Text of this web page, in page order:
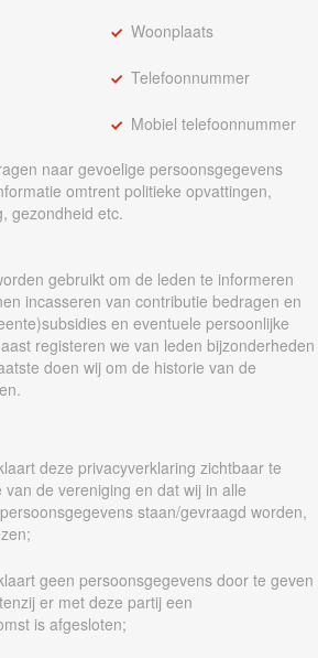
Woonplaats
Telefoonnummer
Mobiel telefoonnummer
naar gevoelige persoonsgegevens
omtrent politieke opvattingen,
gezondheid etc.
gebruikt om de leden te informeren
incasseren van contributie bedragen en
en eventuele persoonlijke
registeren we van leden bijzonderheden
doen wij om de historie van de
deze privacyverklaring zichtbaar te
de vereniging en dat wij in alle
staan/gevraagd worden,
geen persoonsgegevens door te geven
er met deze partij een
is afgesloten;